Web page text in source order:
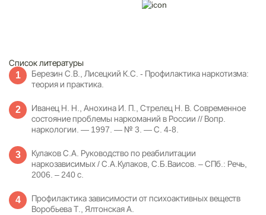
Список литературы
Березин С.В., Лисецкий К.С. - Профилактика наркотизма:
теория и практика.
Иванец Н. Н., Анохина И. П., Стрелец Н. В. Современное
состояние проблемы наркоманий в России // Вопр.
наркологии. — 1997. — № 3. — С. 4-8.
Кулаков С.А. Руководство по реабилитации
наркозависимых / С.А.Кулаков, С.Б.Ваисов. – СПб.: Речь,
2006. – 240 с.
Профилактика зависимости от психоактивных веществ
Воробьева Т., Ялтонская А.